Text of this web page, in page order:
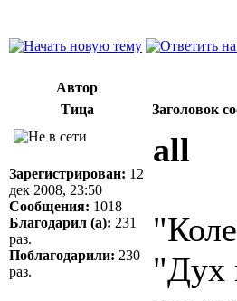
Автор
Тица
Заголовок
Зарегистрирован: 12
дек 2008, 23:50
Сообщения: 1018
Благодарил (а): 231
раз.
Поблагодарили: 230
раз.
all
"Дух